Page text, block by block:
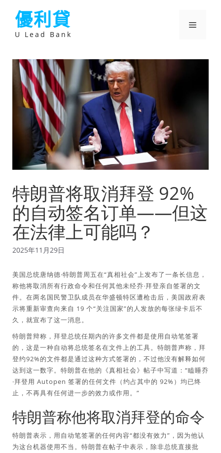
優利貸
U Lead Bank
選
特朗普将取消拜登 92%
的自动签名订单——但这
在法律上可能吗？
2025年11月29日
美国总统唐纳德·特朗普周五在“真相社会”上发布了一条长信息，
称他将取消所有行政命令和任何其他未经乔·拜登亲自签署的文
件。在两名国民警卫队成员在华盛顿特区遭枪击后，美国政府表
示将重新审查向来自 19 个“关注国家”的人发放的每张绿卡后不
久，就宣布了这一消息。
特朗普辩称，拜登总统任期内的许多文件都是使用自动笔签署
的，这是一种自动将总统签名在文件上的工具。特朗普声称，拜
登约92%的文件都是通过这种方式签署的，不过他没有解释如何
达到这一数字。特朗普在他的《真相社会》帖子中写道：“瞌睡乔
·拜登用 Autopen 签署的任何文件（约占其中的 92%）均已终
止，不再具有任何进一步的效力或作用。”
特朗普称他将取消拜登的命令
特朗普表示，用自动笔签署的任何内容“都没有效力”，因为他认
为这台机器使用不当。特朗普在帖子中表示，除非总统直接批